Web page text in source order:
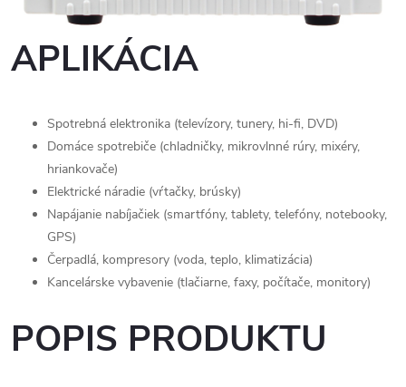
APLIKÁCIA
Spotrebná elektronika (televízory, tunery, hi-fi, DVD)
Domáce spotrebiče (chladničky, mikrovlnné rúry, mixéry,
hriankovače)
Elektrické náradie (vŕtačky, brúsky)
Napájanie nabíjačiek (smartfóny, tablety, telefóny, notebooky,
GPS)
Čerpadlá, kompresory (voda, teplo, klimatizácia)
Kancelárske vybavenie (tlačiarne, faxy, počítače, monitory)
POPIS PRODUKTU